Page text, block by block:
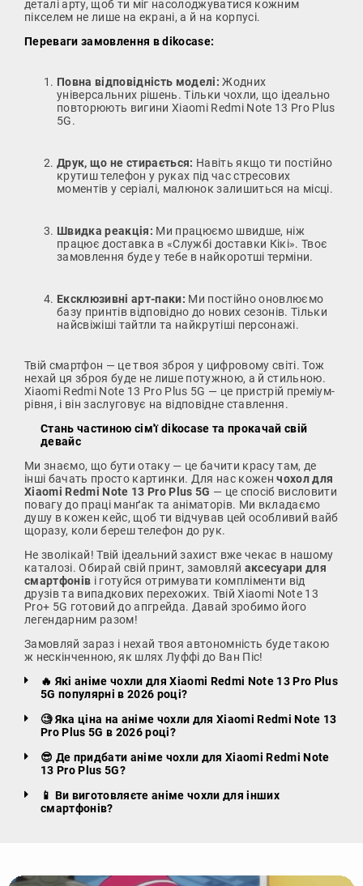
деталі арту, щоб ти міг насолоджуватися кожним
пікселем не лише на екрані, а й на корпусі.
Переваги замовлення в dikocase:
Повна відповідність моделі: Жодних
універсальних рішень. Тільки чохли, що ідеально
повторюють вигини Xiaomi Redmi Note 13 Pro Plus
5G.
Друк, що не стирається: Навіть якщо ти постійно
крутиш телефон у руках під час стресових
моментів у серіалі, малюнок залишиться на місці.
Швидка реакція: Ми працюємо швидше, ніж
працює доставка в «Службі доставки Кікі». Твоє
замовлення буде у тебе в найкоротші терміни.
Ексклюзивні арт-паки: Ми постійно оновлюємо
базу принтів відповідно до нових сезонів. Тільки
найсвіжіші тайтли та найкрутіші персонажі.
Твій смартфон — це твоя зброя у цифровому світі. Тож
нехай ця зброя буде не лише потужною, а й стильною.
Xiaomi Redmi Note 13 Pro Plus 5G — це пристрій преміум-
рівня, і він заслуговує на відповідне ставлення.
Стань частиною сім'ї dikocase та прокачай свій
девайс
Ми знаємо, що бути отаку — це бачити красу там, де
інші бачать просто картинки. Для нас коженчохол для
Xiaomi Redmi Note 13 Pro Plus 5G — це спосіб висловити
повагу до праці манґак та аніматорів. Ми вкладаємо
душу в кожен кейс, щоб ти відчував цей особливий вайб
щоразу, коли береш телефон до рук.
Не зволікай! Твій ідеальний захист вже чекає в нашому
каталозі. Обирай свій принт, замовляй аксесуари для
смартфонів і готуйся отримувати компліменти від
друзів та випадкових перехожих. Твій Xiaomi Note 13
Pro+ 5G готовий до апгрейда. Давай зробимо його
легендарним разом!
Замовляй зараз і нехай твоя автономність буде такою
ж нескінченною, як шлях Луффі до Ван Піс!
🔥 Які аніме чохли для Xiaomi Redmi Note 13 Pro Plus
5G популярні в 2026 році?
🧐 Яка ціна на аніме чохли для Xiaomi Redmi Note 13
Pro Plus 5G в 2026 році?
😎 Де придбати аніме чохли для Xiaomi Redmi Note
13 Pro Plus 5G?
📱 Ви виготовляєте аніме чохли для інших
смартфонів?